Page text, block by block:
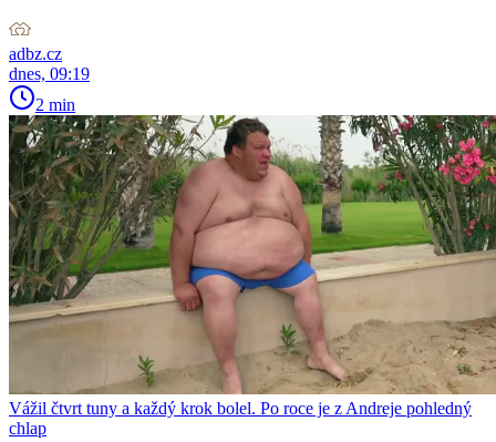
adbz.cz
dnes, 09:19
2 min
Vážil čtvrt tuny a každý krok bolel. Po roce je z Andreje pohledný
chlap